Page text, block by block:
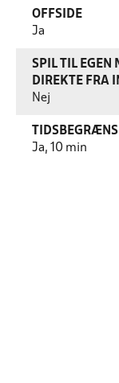
OFFSIDE
Ja
SPIL TIL EGEN
DIREKTE FRA
Nej
Ja, 10 min